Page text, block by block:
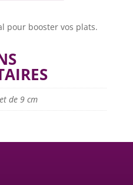
pour booster vos plats.
de 9 cm